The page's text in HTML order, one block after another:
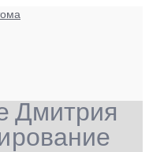
Дмитрия